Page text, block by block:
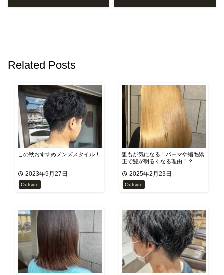
Related Posts
この秋おすすめメンズスタイル！
2023年9月27日
Outside
誰もが気になる！パーマや縮毛矯
正で髪が明るくなる理由！？
2025年2月23日
Outside